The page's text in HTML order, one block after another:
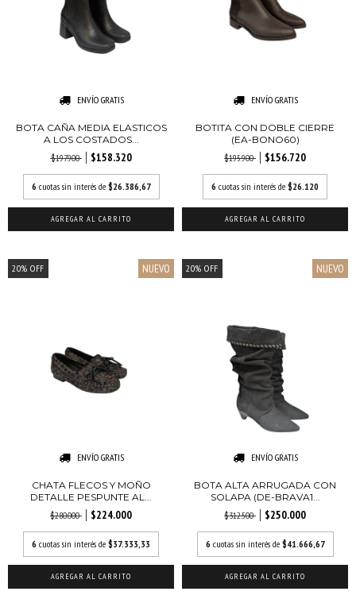
ENVÍO GRATIS
BOTA CAÑA MEDIA ELASTICOS
A LOS COSTADOS...
$197.900
$158.320
6 cuotas sin interés de $26.386,67
AGREGAR AL CARRITO
ENVÍO GRATIS
BOTITA CON DOBLE CIERRE
(EA-BONO60)
$195.900
$156.720
6 cuotas sin interés de $26.120
AGREGAR AL CARRITO
20% OFF
ENVÍO GRATIS
NUEVO
CHATA FLECOS Y MOÑO
DETALLE PESPUNTE AL...
$280.000
$224.000
6 cuotas sin interés de $37.333,33
AGREGAR AL CARRITO
20% OFF
ENVÍO GRATIS
NUEVO
BOTA ALTA ARRUGADA CON
SOLAPA (DE-BRAVA1...
$312.500
$250.000
6 cuotas sin interés de $41.666,67
AGREGAR AL CARRITO